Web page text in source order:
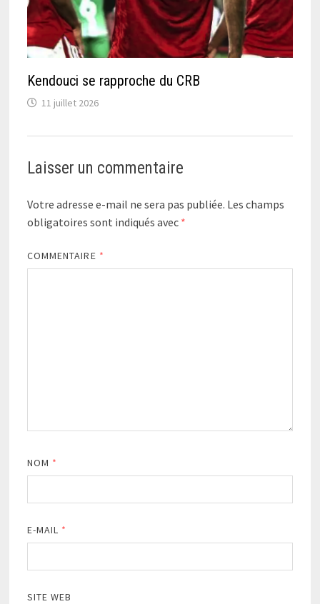
Kendouci se rapproche du CRB
11 juillet 2026
Laisser un commentaire
Votre adresse e-mail ne sera pas publiée. Les champs
obligatoires sont indiqués avec *
COMMENTAIRE *
NOM *
E-MAIL *
SITE WEB